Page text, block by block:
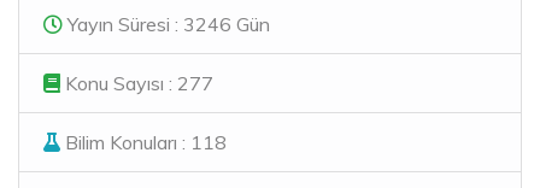
Yayın Süresi : 3246 Gün
Konu Sayısı : 277
Bilim Konuları : 118